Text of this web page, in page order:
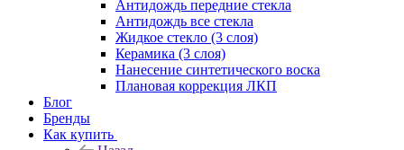
Антидождь передние стекла
Антидождь все стекла
Жидкое стекло (3 слоя)
Керамика (3 слоя)
Нанесение синтетического воска
Плановая коррекция ЛКП
Блог
Бренды
Как купить